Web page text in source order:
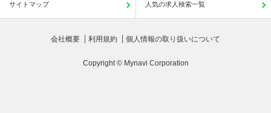
サイトマップ 人気の求人検索一覧
会社概要 利用規約 個人情報の取り扱いについて
Copyright © Mynavi Corporation